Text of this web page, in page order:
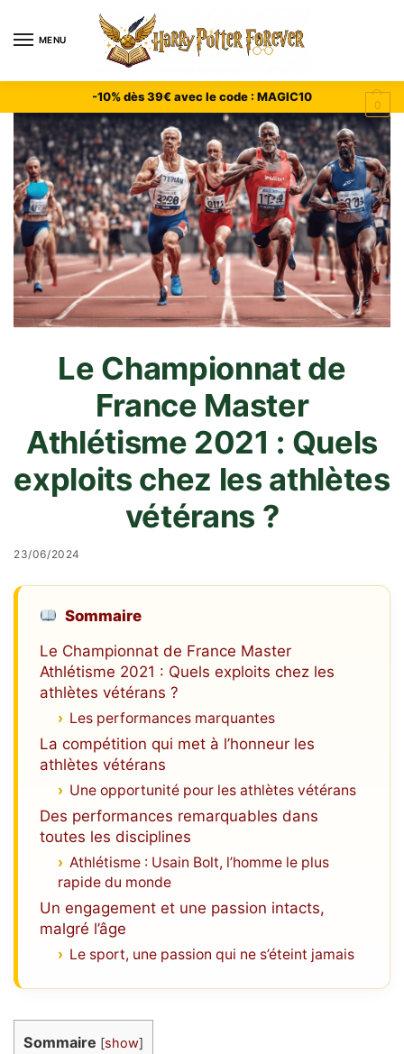
MENU
0
-10% dès 39€ avec le code : MAGIC10
Le Championnat de
France Master
Athlétisme 2021 : Quels
exploits chez les athlètes
vétérans ?
23/06/2024
Sommaire
Le Championnat de France Master
Athlétisme 2021 : Quels exploits chez les
athlètes vétérans ?
Les performances marquantes
La compétition qui met à l’honneur les
athlètes vétérans
Une opportunité pour les athlètes vétérans
Des performances remarquables dans
toutes les disciplines
Athlétisme : Usain Bolt, l’homme le plus
rapide du monde
Un engagement et une passion intacts,
malgré l’âge
Le sport, une passion qui ne s’éteint jamais
Sommaire [show]